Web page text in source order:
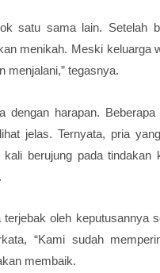
satu sama lain. Setelah
menikah. Meski keluarga
menjalani,” tegasnya.
dengan harapan.
jelas. Ternyata, pria
berujung pada
oleh keputusannya
“Kami sudah
membaik.